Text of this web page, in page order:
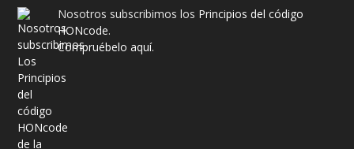
Nosotros subscribimos los Principios del código
HONcode.
Compruébelo aquí.